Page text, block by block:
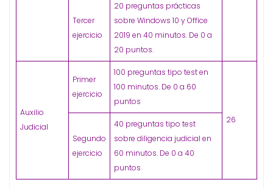
Tercer
ejercicio
20 preguntas prácticas
sobre Windows 10 y Office
2019 en 40 minutos. De 0 a
20 puntos.
Auxilio
Judicial
Primer
ejercicio
100 preguntas tipo test en
100 minutos. De 0 a 60
puntos
26
Segundo
ejercicio
40 preguntas tipo test
sobre diligencia judicial en
60 minutos. De 0 a 40
puntos